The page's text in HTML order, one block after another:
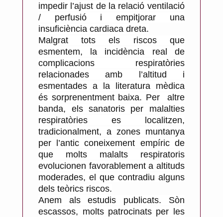
impedir l’ajust de la relació ventilació
/ perfusió i empitjorar una
insuficiència cardiaca dreta.
Malgrat tots els riscos que
esmentem, la incidència real de
complicacions respiratòries
relacionades amb l’altitud i
esmentades a la literatura mèdica
és sorprenentment baixa. Per altre
banda, els sanatoris per malalties
respiratòries es localitzen,
tradicionalment, a zones muntanya
per l’antic coneixement empíric de
que molts malalts respiratoris
evolucionen favorablement a altituds
moderades, el que contradiu alguns
dels teòrics riscos.
Anem als estudis publicats. Sòn
escassos, molts patrocinats per les